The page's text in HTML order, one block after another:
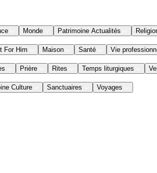
Monde Patrimoine Actualités
For Him Maison Santé Vie
Prière Rites Temps liturgiques
Culture Sanctuaires Voyages